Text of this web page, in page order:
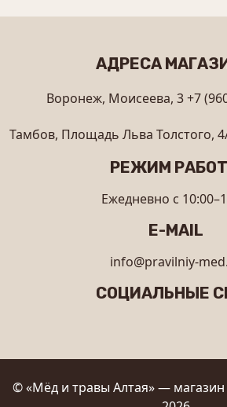
АДРЕСА
Воронеж, Моисеева, 3+7
Тамбов, Площадь Льва Толстого,
РЕЖИМ
Ежедневно с
E-MAIL
info@pravilniy-
СОЦИАЛЬНЫЕ
© «Мёд и травы Алтая» —